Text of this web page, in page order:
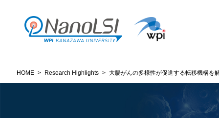
HOME > Research Highlights > 大腸がんの多様性が促進する転移機構を